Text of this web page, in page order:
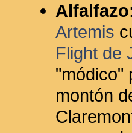
Artemis
Flight de
"módico"
montón